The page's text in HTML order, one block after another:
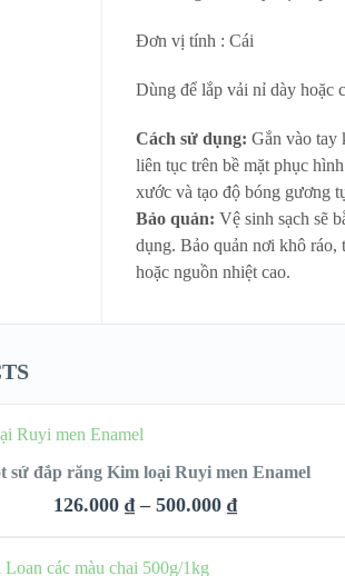
Đơn vị tính : Cái
Dùng để lắp vải nỉ dày hoặc
Cách sử dụng: Gắn vào tay
liên tục trên bề mặt phục
xước và tạo độ bóng gương
Bảo quản: Vệ sinh sạch sẽ
dụng. Bảo quản nơi khô ráo,
hoặc nguồn nhiệt cao.
CHỌN
sứ đắp răng Kim loại Ruyi men Enamel
126.000 ₫ – 500.000 ₫
CHỌN